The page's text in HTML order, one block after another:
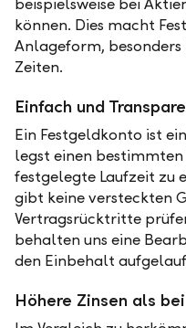
beispielsweise bei
können. Dies macht
Anlageform,
Zeiten.
Einfach und
Ein Festgeldkonto ist
legst einen bestimmten
festgelegte Laufzeit zu
gibt keine versteckten
Vertragsrücktritte
behalten uns eine
den Einbehalt
Höhere Zinsen als